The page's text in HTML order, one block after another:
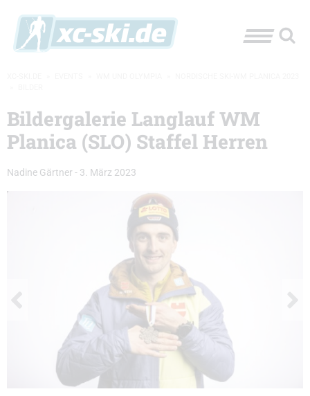
Bildergalerie Langlauf WM
Planica (SLO) Staffel Herren
Nadine Gärtner - 3. März 2023